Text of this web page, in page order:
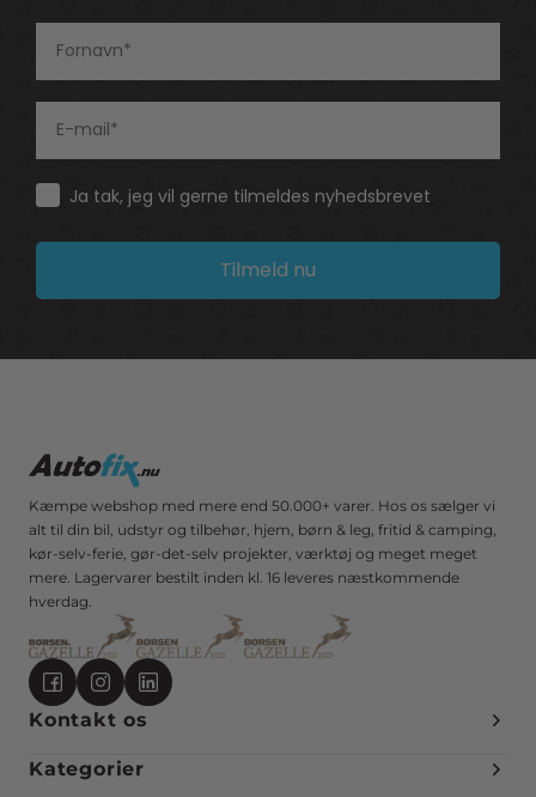
Consent
Ja tak, jeg vil gerne tilmeldes nyhedsbrevet
Tilmeld nu
Kæmpe webshop med mere end 50.000+ varer. Hos os sælger vi
alt til din bil, udstyr og tilbehør, hjem, børn & leg, fritid & camping,
kør-selv-ferie, gør-det-selv projekter, værktøj og meget meget
mere. Lagervarer bestilt inden kl. 16 leveres næstkommende
hverdag.
Kontakt os
Kategorier